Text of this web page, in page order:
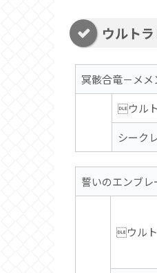
ウルト
冥骸合竜－メ
ウル
シーク
誓いのエンブレ
ウル